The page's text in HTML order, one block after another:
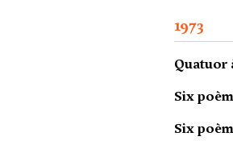
1973
Quatuor
Six
Six